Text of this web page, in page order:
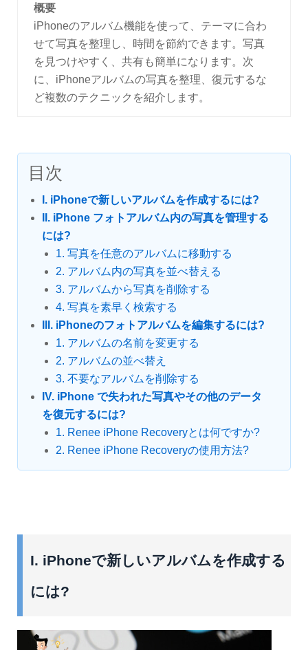
概要
iPhoneのアルバム機能を使って、テーマに合わ
せて写真を整理し、時間を節約できます。写真
を見つけやすく、共有も簡単になります。次
に、iPhoneアルバムの写真を整理、復元するな
ど複数のテクニックを紹介します。
目次
I. iPhoneで新しいアルバムを作成するには?
II. iPhone フォトアルバム内の写真を管理する
には?
1. 写真を任意のアルバムに移動する
2. アルバム内の写真を並べ替える
3. アルバムから写真を削除する
4. 写真を素早く検索する
III. iPhoneのフォトアルバムを編集するには?
1. アルバムの名前を変更する
2. アルバムの並べ替え
3. 不要なアルバムを削除する
IV. iPhone で失われた写真やその他のデータ
を復元するには?
1. Renee iPhone Recoveryとは何ですか?
2. Renee iPhone Recoveryの使用方法?
I. iPhoneで新しいアルバムを作成する
には?